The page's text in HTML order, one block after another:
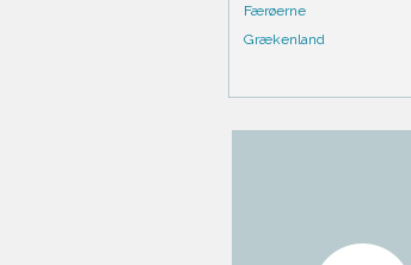
Færøerne
Grækenland